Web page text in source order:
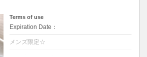
Terms of use
Expiration Date：
メンズ限定☆